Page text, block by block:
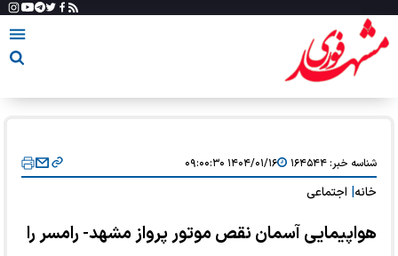
شناسه خبر:۱۶۴۵۴۴ ۱۴۰۴/۰۱/۱۶ ۰۹:۰۰:۳۰
خانه اجتماعی
هواپیمایی آسمان نقص موتور پرواز مشهد- رامسر را